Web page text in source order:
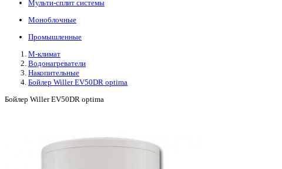
Мульти-сплит системы
Моноблочные
Промышленные
М-климат
Водонагреватели
Накопительные
Бойлер Willer EV50DR optima
Бойлер Willer EV50DR optima